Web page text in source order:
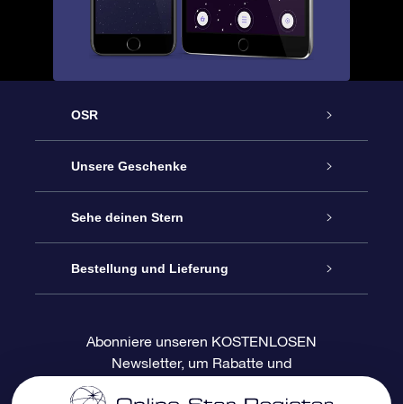
OSR
Service
Kontakt
Blog
Bewertungen
Unsere Geschenke
Sterne schenken
OSR-Geschenkpaket
OSR-Geschenkgutschein
Sehe deinen Stern
Sternregister
Personalisierte Sternseite
Bestellung und Lieferung
Zahlungsinformationen
Abonniere unseren KOSTENLOSEN
Newsletter, um Rabatte und